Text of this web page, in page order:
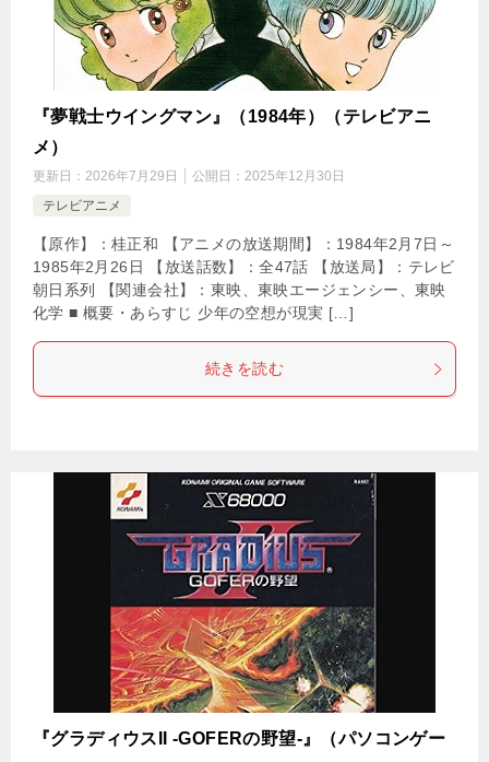
『夢戦士ウイングマン』（1984年）（テレビアニ
メ）
更新日： 2026年7月29日 公開日： 2025年12月30日
テレビアニメ
【原作】：桂正和 【アニメの放送期間】：1984年2月7日～
1985年2月26日 【放送話数】：全47話 【放送局】：テレビ
朝日系列 【関連会社】：東映、東映エージェンシー、東映
化学 ■ 概要・あらすじ 少年の空想が現実 […]
続きを読む
『グラディウスII -GOFERの野望-』（パソコンゲー